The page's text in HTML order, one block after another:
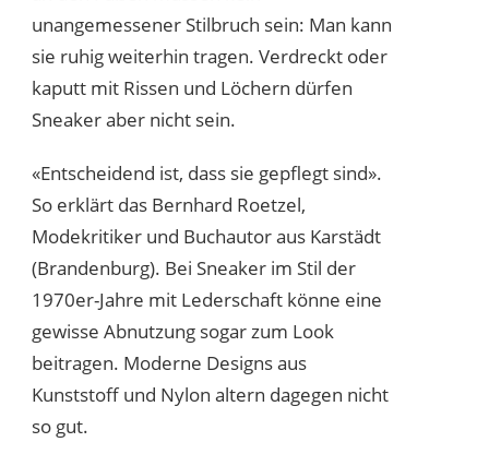
unangemessener Stilbruch sein: Man kann
sie ruhig weiterhin tragen. Verdreckt oder
kaputt mit Rissen und Löchern dürfen
Sneaker aber nicht sein.
«Entscheidend ist, dass sie gepflegt sind».
So erklärt das Bernhard Roetzel,
Modekritiker und Buchautor aus Karstädt
(Brandenburg). Bei Sneaker im Stil der
1970er-Jahre mit Lederschaft könne eine
gewisse Abnutzung sogar zum Look
beitragen. Moderne Designs aus
Kunststoff und Nylon altern dagegen nicht
so gut.